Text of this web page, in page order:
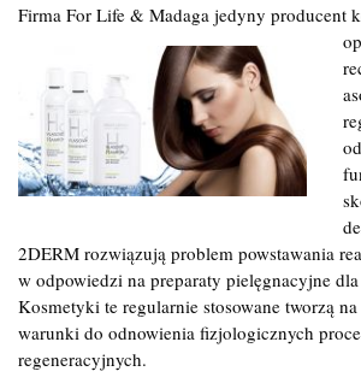
Firma For Life & Madaga jedyny producent
2DERM rozwiązują problem powstawania
w odpowiedzi na preparaty pielęgnacyjne
Kosmetyki te regularnie stosowane tworzą
warunki do odnowienia fizjologicznych
regeneracyjnych.